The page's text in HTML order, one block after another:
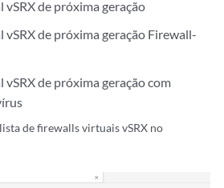
de próxima geração
de próxima geração Firewall-
de próxima geração com
de firewalls virtuais vSRX no